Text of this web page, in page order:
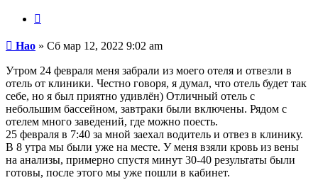
Сообщение
Hao » Сб мар 12, 2022 9:02 am
Утром 24 февраля меня забрали из моего отеля и отвезли в
отель от клиники. Честно говоря, я думал, что отель будет так
себе, но я был приятно удивлён) Отличный отель с
небольшим бассейном, завтраки были включены. Рядом с
отелем много заведений, где можно поесть.
25 февраля в 7:40 за мной заехал водитель и отвез в клинику.
В 8 утра мы были уже на месте. У меня взяли кровь из вены
на анализы, примерно спустя минут 30-40 результаты были
готовы, после этого мы уже пошли в кабинет.